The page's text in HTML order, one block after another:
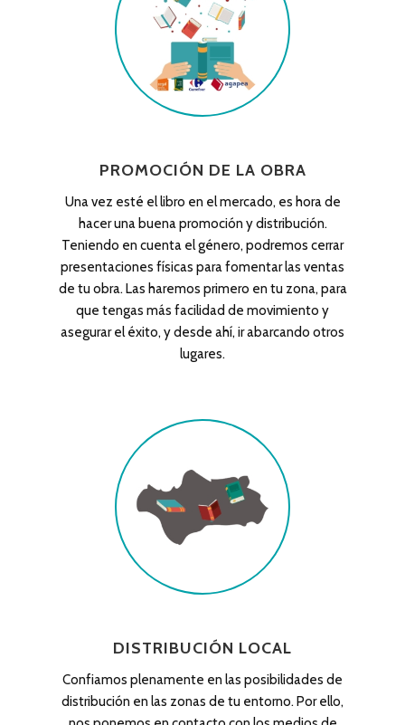
PROMOCIÓN DE LA OBRA
Una vez esté el libro en el mercado, es hora de
hacer una buena promoción y distribución.
Teniendo en cuenta el género, podremos cerrar
presentaciones físicas para fomentar las ventas
de tu obra. Las haremos primero en tu zona, para
que tengas más facilidad de movimiento y
asegurar el éxito, y desde ahí, ir abarcando otros
lugares.
DISTRIBUCIÓN LOCAL
Confiamos plenamente en las posibilidades de
distribución en las zonas de tu entorno. Por ello,